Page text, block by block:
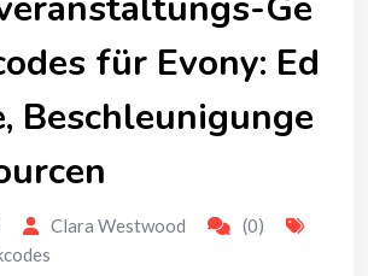
für Evony: Ed
Beschleunigunge
Clara Westwood
(0)